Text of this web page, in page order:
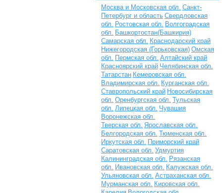
Москва и Московская обл. Санкт-
Петербург и область Свердловская
обл. Ростовская обл. Волгоградская
обл. Башкортостан(Башкирия)
Самарская обл. Краснодарский край
Нижегородская (Горьковская) Омская
обл. Пермская обл. Алтайский край
Красноярский край Челябинская обл.
Татарстан Кемеровская обл.
Владимирская обл. Курганская обл.
Ставропольский край Новосибирская
обл. Оренбургская обл. Тульская
обл. Липецкая обл. Чувашия
Воронежская обл.
Тверская обл. Ярославская обл.
Белгородская обл. Тюменская обл.
Иркутская обл. Приморский край
Саратовская обл. Удмуртия
Калининградская обл. Рязанская
обл. Ивановская обл. Калужская обл.
Ульяновская обл. Астраханская обл.
Мурманская обл. Кировская обл.